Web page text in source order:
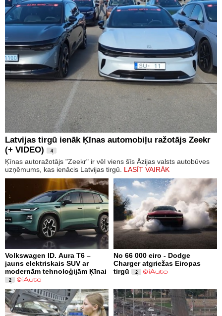
Latvijas tirgū ienāk Ķīnas automobiļu ražotājs Zeekr
(+ VIDEO)
4
Ķīnas autoražotājs "Zeekr" ir vēl viens šīs Āzijas valsts autobūves
uzņēmums, kas ienācis Latvijas tirgū. LASĪT VAIRĀK
Volkswagen ID. Aura T6 –
jauns elektriskais SUV ar
modernām tehnoloģijām Ķīnai
2
No 66 000 eiro - Dodge
Charger atgriežas Eiropas
tirgū
2